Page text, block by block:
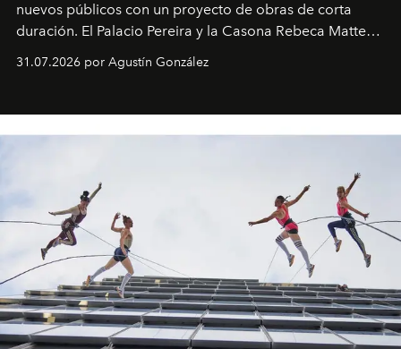
nuevos públicos con un proyecto de obras de corta
duración. El Palacio Pereira y la Casona Rebeca Matte
son algunos de los lugares que han albergado estas
miniobras. Sus puestas en escena son limpias; ponen el
31.07.2026 por Agustín González